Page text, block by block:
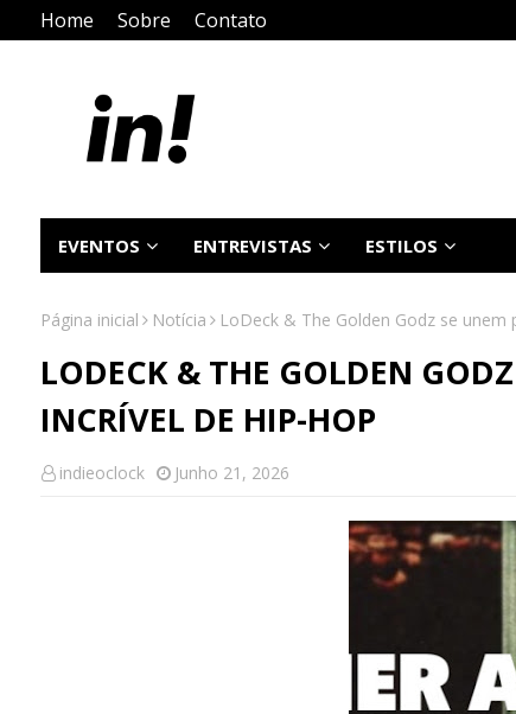
Home Sobre Contato
EVENTOS ENTREVISTAS ESTILOS
Página inicial Notícia LoDeck & The Golden Godz se
LODECK & THE GOLDEN
INCRÍVEL DE HIP-HOP
indieoclock Junho 21, 2026